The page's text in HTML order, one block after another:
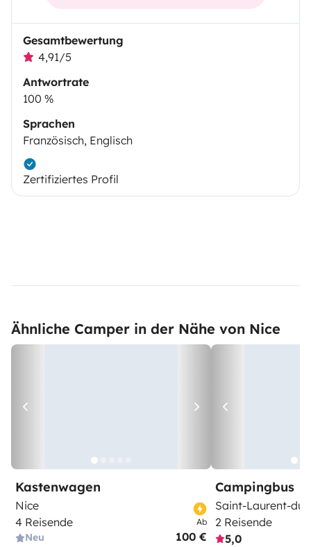
Gesamtbewertung
4,91/5
Antwortrate
100 %
Sprachen
Französisch, Englisch
Zertifiziertes Profil
Ähnliche Camper in der Nähe von Nice
Kastenwagen
Nice
4 Reisende
Neu
Ab
100 €
Campingbus
Saint-Laurent-du-
2 Reisende
5,0